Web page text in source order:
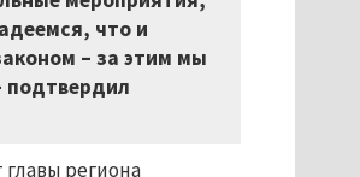
что и
– за этим мы
подтвердил
региона